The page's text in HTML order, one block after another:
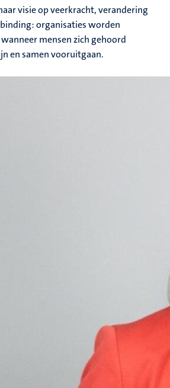
visie op veerkracht, verandering
organisaties worden
mensen zich gehoord
en samen vooruitgaan.